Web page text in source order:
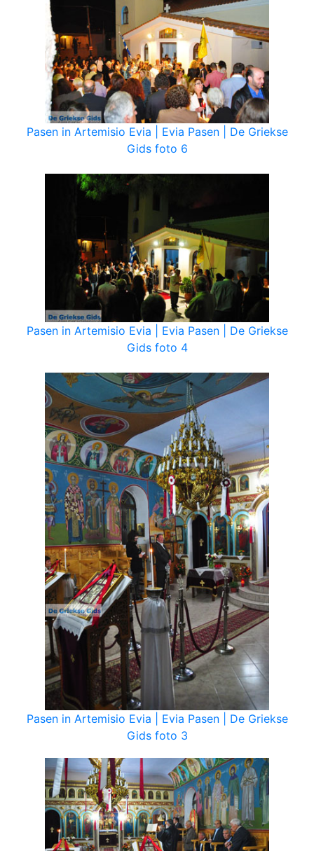
Pasen in Artemisio Evia | Evia Pasen | De Griekse
Gids foto 6
Pasen in Artemisio Evia | Evia Pasen | De Griekse
Gids foto 4
Pasen in Artemisio Evia | Evia Pasen | De Griekse
Gids foto 3